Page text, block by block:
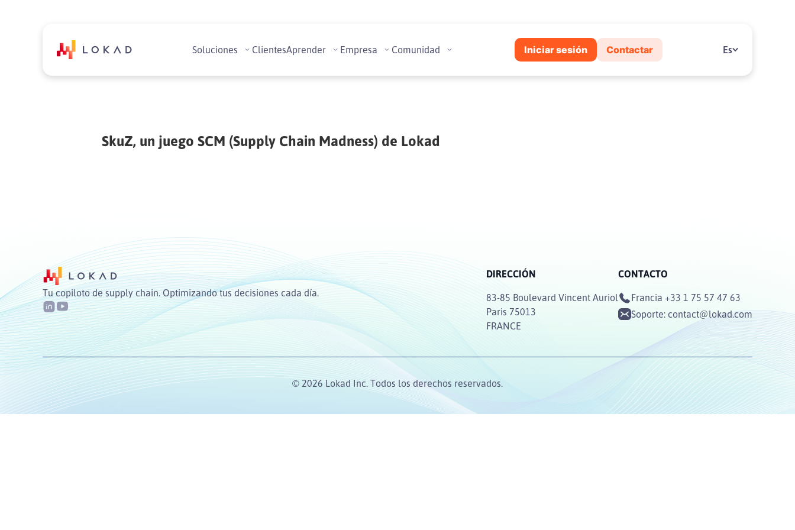
Soluciones ClientesAprender Empresa Comunidad Iniciar sesión Contactar Es
SkuZ, un juego SCM (Supply Chain Madness) de Lokad
Tu copiloto de supply chain. Optimizando tus decisiones cada día.
DIRECCIÓN
83-85 Boulevard Vincent Auriol
Paris 75013
FRANCE
CONTACTO
Francia +33 1 75 57 47 63
Soporte: contact@lokad.com
© 2026 Lokad Inc. Todos los derechos reservados.